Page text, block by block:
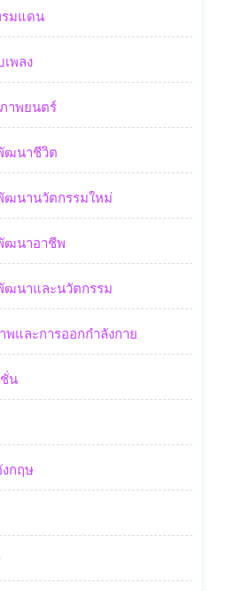
รมแดน
พลง
าพยนตร์
ฒนาชีวิต
ฒนานวัตกรรมใหม่
ฒนาอาชีพ
ฒนาและนวัตกรรม
พและการออกกำลังกาย
น
กฤษ